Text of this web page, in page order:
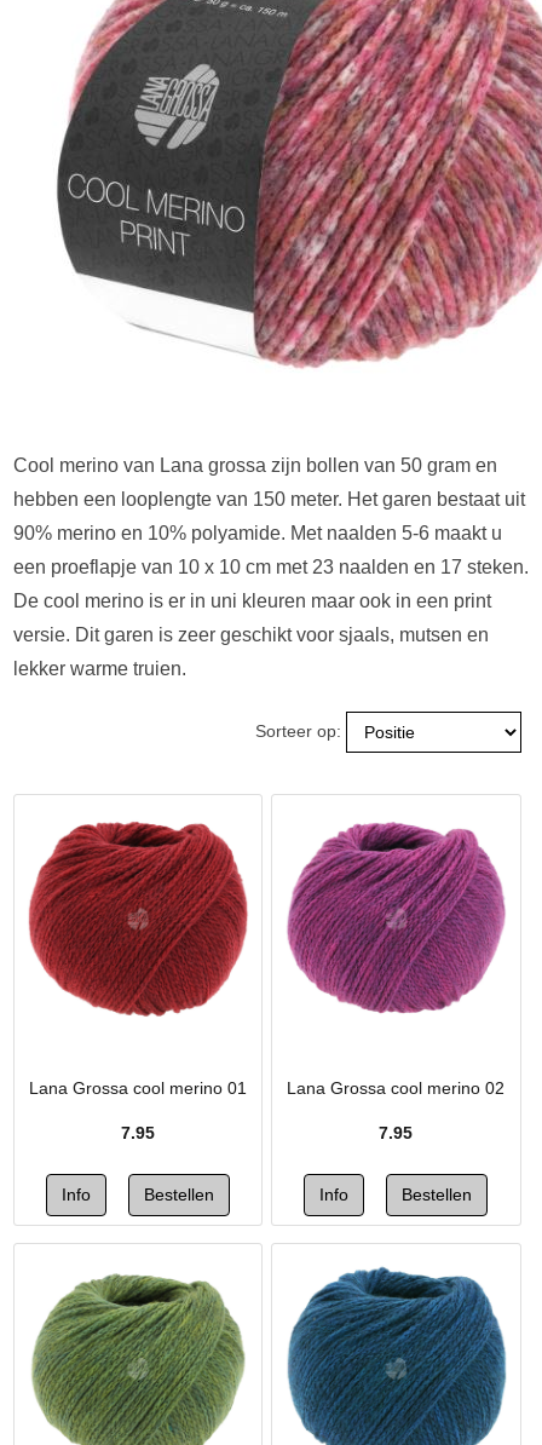
Cool merino van Lana grossa zijn bollen van 50 gram en
hebben een looplengte van 150 meter. Het garen bestaat uit
90% merino en 10% polyamide. Met naalden 5-6 maakt u
een proeflapje van 10 x 10 cm met 23 naalden en 17 steken.
De cool merino is er in uni kleuren maar ook in een print
versie. Dit garen is zeer geschikt voor sjaals, mutsen en
lekker warme truien.
Sorteer op:
Lana Grossa cool merino 01
7.95
Lana Grossa cool merino 02
7.95